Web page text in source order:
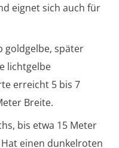
eignet sich auch für
goldgelbe, später
lichtgelbe
erreicht 5 bis 7
Breite.
bis etwa 15 Meter
einen dunkelroten